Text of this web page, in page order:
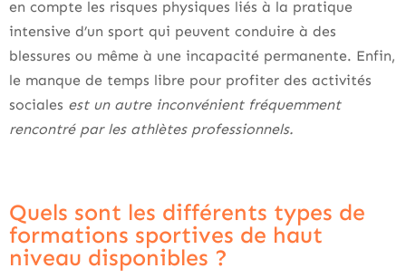
en compte les risques physiques liés à la pratique
intensive d’un sport qui peuvent conduire à des
blessures ou même à une incapacité permanente. Enfin,
le manque de temps libre pour profiter des activités
sociales est un autre inconvénient fréquemment
rencontré par les athlètes professionnels.
Quels sont les différents types de
formations sportives de haut
niveau disponibles ?